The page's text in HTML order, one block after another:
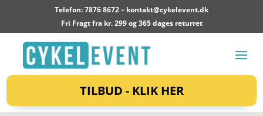
Telefon: 7876 8672 – kontakt@cykelevent.dk
Fri Fragt fra kr. 299 og 365 dages returret
TILBUD - KLIK HER